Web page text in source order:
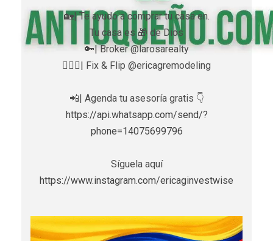
🏡| Te ayudo a comprar tu casa en.
Tu casa es 🎁 de Dios
🔑| Broker @larosarealty
👷🏼‍♀️| Fix & Flip @ericagremodeling
📲| Agenda tu asesoría gratis 👇
https://api.whatsapp.com/send/?
phone=14075699796
Síguela aquí
https://www.instagram.com/ericaginvestwise